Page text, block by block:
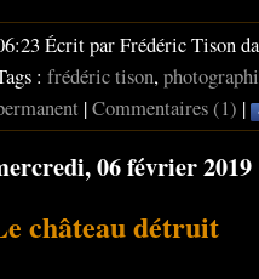
Écrit par Frédéric Tison
: frédéric tison,
|Commentaires (1) |
06 février 2019
château détruit